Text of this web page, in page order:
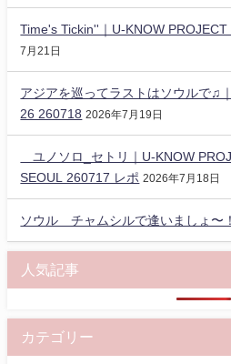
Time's Tickin''｜U-KNOW
7月21日
アジアを巡ってラストはソウルで♫
26 260718 2026年7月19日
ユノソロ_セトリ｜U-KNOW
SEOUL 260717 レポ 2026年7月18日
ソウル チャムシルで逢いましょ〜！
人気記事
カテゴリー